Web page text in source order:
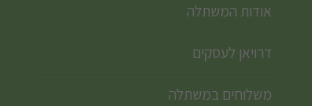
אודות המשתלה
דרויאן לעסקים
משלוחים במשתלה